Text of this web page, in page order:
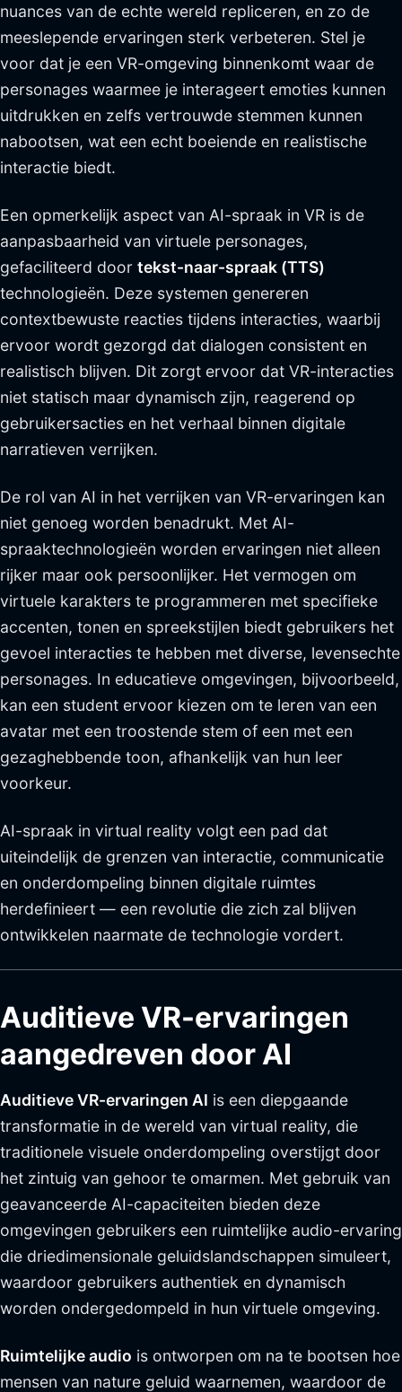
nuances van de echte wereld repliceren, en zo de
meeslepende ervaringen sterk verbeteren. Stel je
voor dat je een VR-omgeving binnenkomt waar de
personages waarmee je interageert emoties kunnen
uitdrukken en zelfs vertrouwde stemmen kunnen
nabootsen, wat een echt boeiende en realistische
interactie biedt.
Een opmerkelijk aspect van AI-spraak in VR is de
aanpasbaarheid van virtuele personages,
gefaciliteerd door tekst-naar-spraak (TTS)
technologieën. Deze systemen genereren
contextbewuste reacties tijdens interacties, waarbij
ervoor wordt gezorgd dat dialogen consistent en
realistisch blijven. Dit zorgt ervoor dat VR-interacties
niet statisch maar dynamisch zijn, reagerend op
gebruikersacties en het verhaal binnen digitale
narratieven verrijken.
De rol van AI in het verrijken van VR-ervaringen kan
niet genoeg worden benadrukt. Met AI-
spraaktechnologieën worden ervaringen niet alleen
rijker maar ook persoonlijker. Het vermogen om
virtuele karakters te programmeren met specifieke
accenten, tonen en spreekstijlen biedt gebruikers het
gevoel interacties te hebben met diverse, levensechte
personages. In educatieve omgevingen, bijvoorbeeld,
kan een student ervoor kiezen om te leren van een
avatar met een troostende stem of een met een
gezaghebbende toon, afhankelijk van hun leer
voorkeur.
AI-spraak in virtual reality volgt een pad dat
uiteindelijk de grenzen van interactie, communicatie
en onderdompeling binnen digitale ruimtes
herdefinieert — een revolutie die zich zal blijven
ontwikkelen naarmate de technologie vordert.
Auditieve VR-ervaringen
aangedreven door AI
Auditieve VR-ervaringen AI is een diepgaande
transformatie in de wereld van virtual reality, die
traditionele visuele onderdompeling overstijgt door
het zintuig van gehoor te omarmen. Met gebruik van
geavanceerde AI-capaciteiten bieden deze
omgevingen gebruikers een ruimtelijke audio-ervaring
die driedimensionale geluidslandschappen simuleert,
waardoor gebruikers authentiek en dynamisch
worden ondergedompeld in hun virtuele omgeving.
Ruimtelijke audio is ontworpen om na te bootsen hoe
mensen van nature geluid waarnemen, waardoor de